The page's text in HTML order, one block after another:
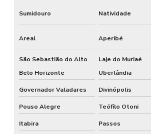
Sumidouro Natividade
Areal Aperibé
São Sebastião do Alto Laje do Muriaé
Belo Horizonte
Uberlândia
Governador Valadares Divinópolis
Pouso Alegre Teófilo Otoni
Itabira Passos